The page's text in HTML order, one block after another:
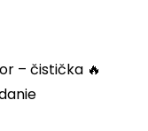
– čistička 🔥